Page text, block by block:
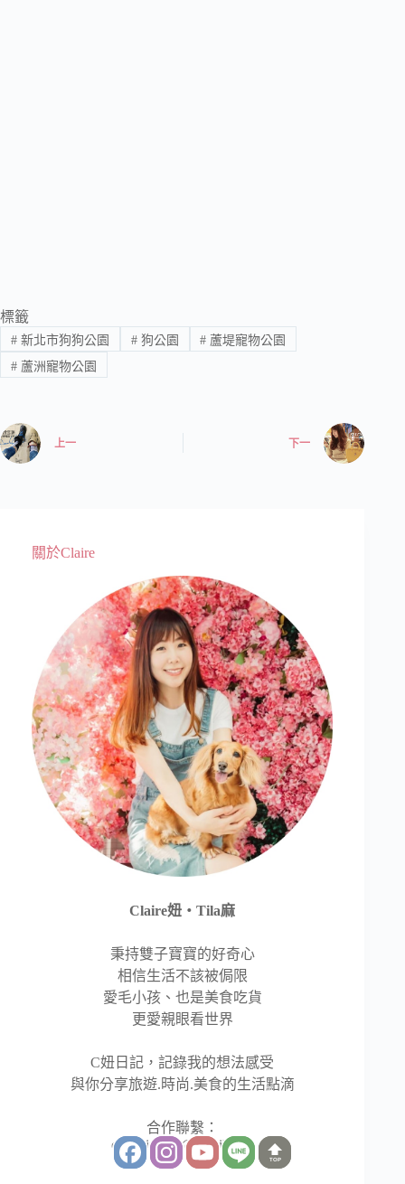
標籤
#新北市狗狗公園 #狗公園 # 蘆堤寵物公園
#蘆洲寵物公園
上一 下一
關於Claire
Claire妞‧Tila麻
秉持雙子寶寶的好奇心
相信生活不該被侷限
愛毛小孩、也是美食吃貨
更愛親眼看世界
C妞日記，記錄我的想法感受
與你分享旅遊.時尚.美食的生活點滴
合作聯繫：
clairetingtila@gmail.com
TOP